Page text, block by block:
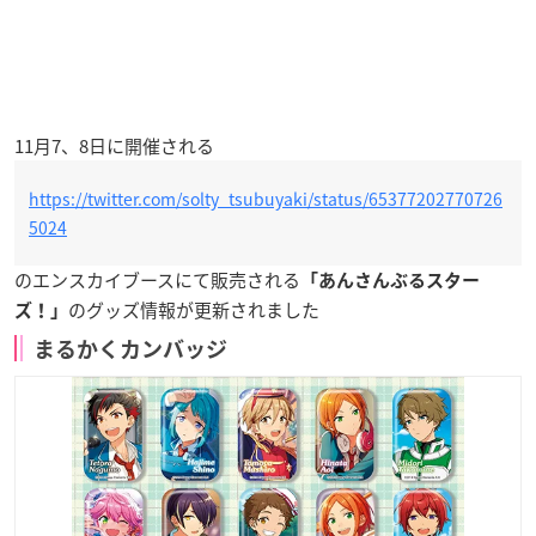
11月7、8日に開催される
https://twitter.com/solty_tsubuyaki/status/65377202770726
5024
のエンスカイブースにて販売される
「あんさんぶるスター
ズ！」 のグッズ情報が更新されました
まるかくカンバッジ